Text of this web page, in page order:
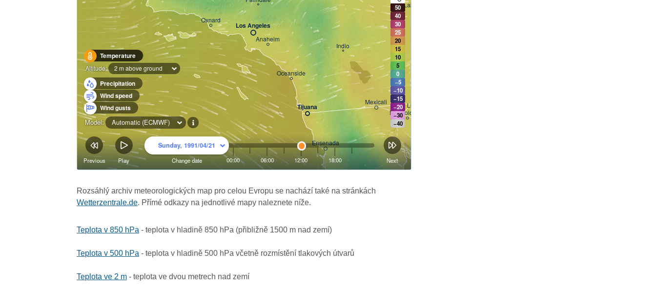
Rozsáhlý archiv meteorologických map pro celou Evropu se nachází také na stránkách
Wetterzentrale.de. Přímé odkazy na jednotlivé mapy naleznete níže.
Teplota v 850 hPa - teplota v hladině 850 hPa (přibližně 1500 m nad zemí)
Teplota v 500 hPa - teplota v hladině 500 hPa včetně rozmístění tlakových útvarů
Teplota ve 2 m - teplota ve dvou metrech nad zemí